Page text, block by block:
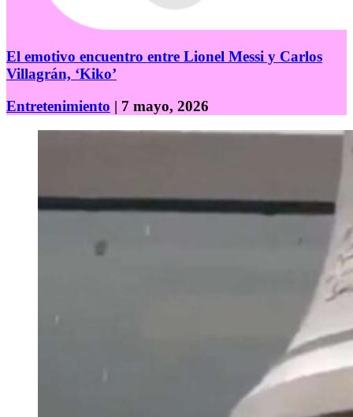
El emotivo encuentro entre Lionel Messi y Carlos
Villagrán, ‘Kiko’
Entretenimiento | 7 mayo, 2026